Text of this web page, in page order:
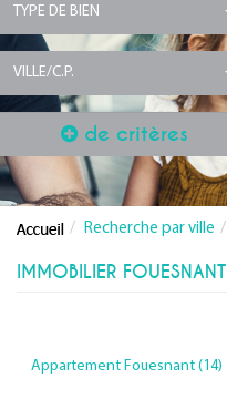
TYPE DE BIEN
VILLE/C.P.
de critères
Recherche par ville
IMMOBILIER FOUESNANT
Appartement Fouesnant (14)